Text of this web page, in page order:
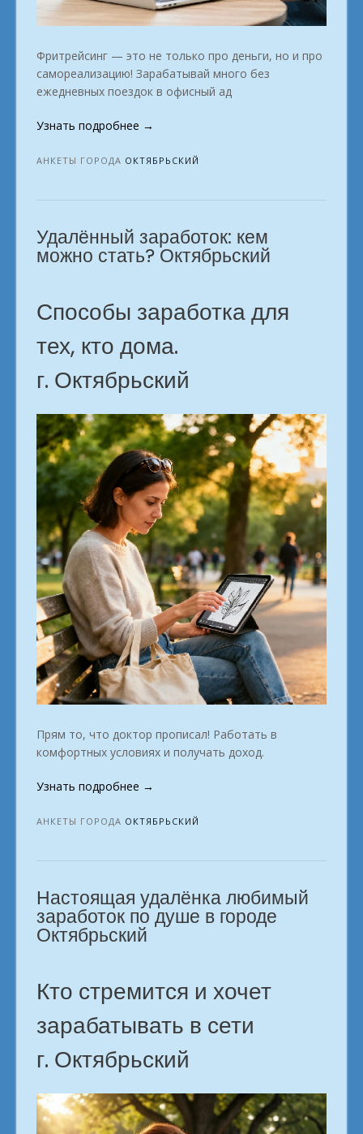
Фритрейсинг — это не только про деньги, но и про
самореализацию! Зарабатывай много без
ежедневных поездок в офисный ад
Узнать подробнее «Как
дело
и
с
комфортом
городе
Октябрьский»
→
АНКЕТЫ ГОРОДА ОКТЯБРЬСКИЙ
Удалённый заработок: кем
можно стать? Октябрьский
Способы заработка для
тех, кто дома.
г. Октябрьский
Прям то, что доктор прописал! Работать в
комфортных условиях и получать доход.
Узнать подробнее «Удалённый
кем
стать?
→
АНКЕТЫ ГОРОДА ОКТЯБРЬСКИЙ
Настоящая удалёнка любимый
заработок по душе в городе
Октябрьский
Кто стремится и хочет
зарабатывать в сети
г. Октябрьский